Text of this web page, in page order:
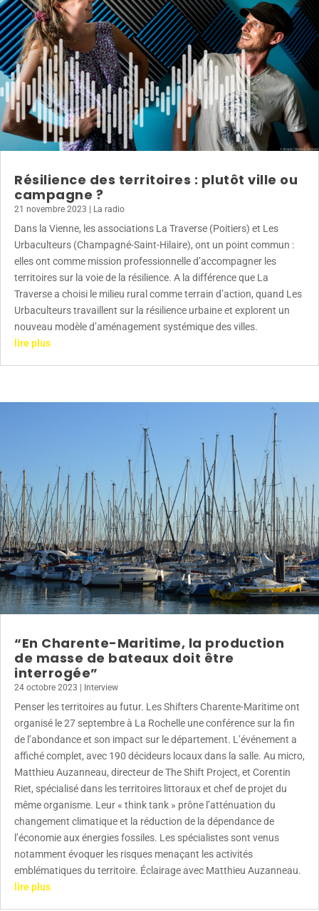
Résilience des territoires : plutôt ville ou
campagne ?
21 novembre 2023 | La radio
Dans la Vienne, les associations La Traverse (Poitiers) et Les
Urbaculteurs (Champagné-Saint-Hilaire), ont un point commun :
elles ont comme mission professionnelle d’accompagner les
territoires sur la voie de la résilience. A la différence que La
Traverse a choisi le milieu rural comme terrain d’action, quand Les
Urbaculteurs travaillent sur la résilience urbaine et explorent un
nouveau modèle d’aménagement systémique des villes.
lire plus
“En Charente-Maritime, la production
de masse de bateaux doit être
interrogée”
24 octobre 2023 Interview
Penser les territoires au futur. Les Shifters Charente-Maritime ont
organisé le 27 septembre à La Rochelle une conférence sur la fin
de l’abondance et son impact sur le département. L’événement a
affiché complet, avec 190 décideurs locaux dans la salle. Au micro,
Matthieu Auzanneau, directeur de The Shift Project, et Corentin
Riet, spécialisé dans les territoires littoraux et chef de projet du
même organisme. Leur « think tank » prône l’atténuation du
changement climatique et la réduction de la dépendance de
l’économie aux énergies fossiles. Les spécialistes sont venus
notamment évoquer les risques menaçant les activités
emblématiques du territoire. Éclairage avec Matthieu Auzanneau.
lire plus